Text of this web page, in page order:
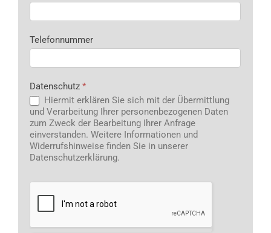
Telefonnummer
Datenschutz*
Hiermit erklären Sie sich mit der Übermittlung
und Verarbeitung Ihrer personenbezogenen Daten
zum Zweck der Bearbeitung Ihrer Anfrage
einverstanden. Weitere Informationen und
Widerrufshinweise finden Sie in unserer
Datenschutzerklärung.